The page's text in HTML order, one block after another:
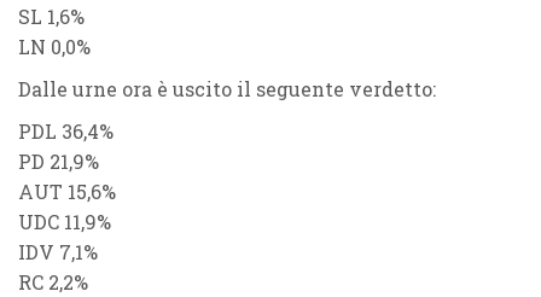
SL 1,6%
LN 0,0%
Dalle urne ora è uscito il seguente verdetto:
PDL 36,4%
PD 21,9%
AUT 15,6%
UDC 11,9%
IDV 7,1%
RC 2,2%